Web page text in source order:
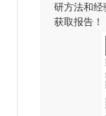
研方法和经
获取报告！